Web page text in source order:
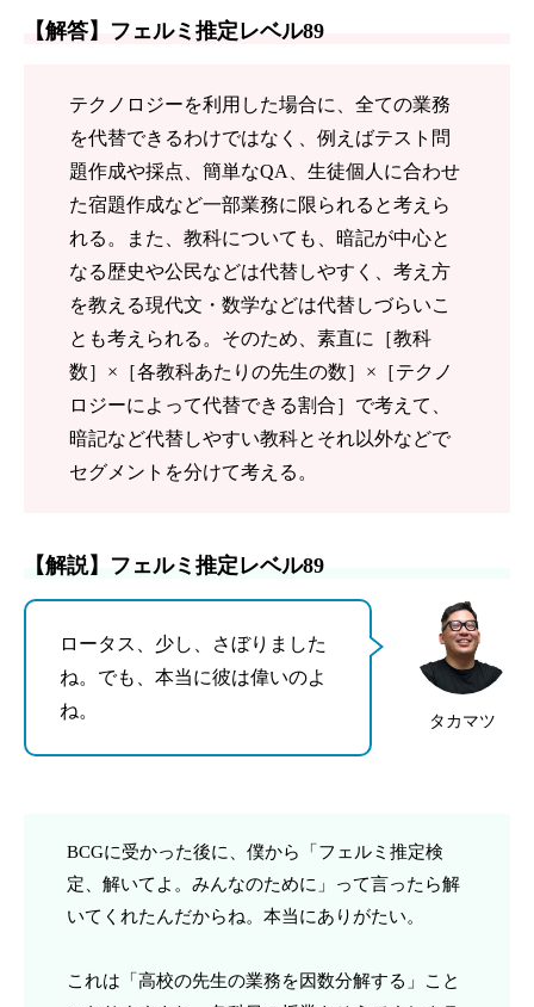
【解答】フェルミ推定レベル89
テクノロジーを利用した場合に、全ての業務
を代替できるわけではなく、例えばテスト問
題作成や採点、簡単なQA、生徒個人に合わせ
た宿題作成など一部業務に限られると考えら
れる。また、教科についても、暗記が中心と
なる歴史や公民などは代替しやすく、考え方
を教える現代文・数学などは代替しづらいこ
とも考えられる。そのため、素直に［教科
数］×［各教科あたりの先生の数］×［テクノ
ロジーによって代替できる割合］で考えて、
暗記など代替しやすい教科とそれ以外などで
セグメントを分けて考える。
【解説】フェルミ推定レベル89
タカマツ
ロータス、少し、さぼりました
ね。でも、本当に彼は偉いのよ
ね。
BCGに受かった後に、僕から「フェルミ推定検
定、解いてよ。みんなのために」って言ったら解
いてくれたんだからね。本当にありがたい。
これは「高校の先生の業務を因数分解する」こと